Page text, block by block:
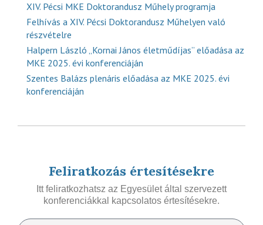
XIV. Pécsi MKE Doktorandusz Műhely programja
Felhívás a XIV. Pécsi Doktorandusz Műhelyen való
részvételre
Halpern László „Kornai János életműdíjas” előadása az
MKE 2025. évi konferenciáján
Szentes Balázs plenáris előadása az MKE 2025. évi
konferenciáján
Feliratkozás értesítésekre
Itt feliratkozhatsz az Egyesület által szervezett
konferenciákkal kapcsolatos értesítésekre.